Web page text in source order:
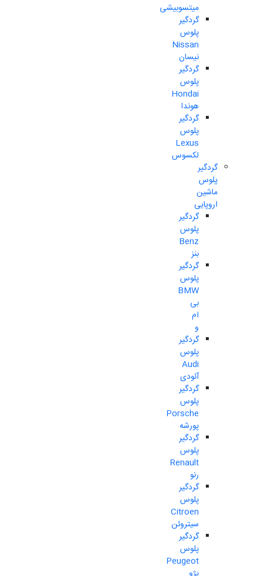
میتسوبیشی
گردگیر
پلوس
Nissan
نیسان
گردگیر
پلوس
Hondai
هوندا
گردگیر
پلوس
Lexus
لکسوس
گردگیر
پلوس
ماشین
اروپایی
گردگیر
پلوس
Benz
بنز
گردگیر
پلوس
BMW
بی
ام
و
گردگیر
پلوس
Audi
آئودی
گردگیر
پلوس
Porsche
پورشه
گردگیر
پلوس
Renault
رنو
گردگیر
پلوس
Citroen
سیتروئن
گردگیر
پلوس
Peugeot